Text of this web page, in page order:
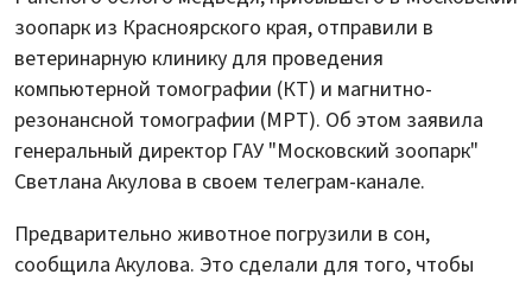
зоопарк из Красноярского края, отправили в
ветеринарную клинику для проведения
компьютерной томографии (КТ) и магнитно-
резонансной томографии (МРТ). Об этом заявила
генеральный директор ГАУ "Московский зоопарк"
Светлана Акулова в своем телеграм-канале.
Предварительно животное погрузили в сон,
сообщила Акулова. Это сделали для того, чтобы